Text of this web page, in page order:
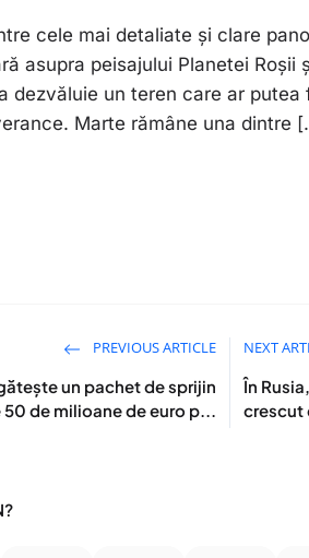
cele mai detaliate și clare
asupra peisajului Planetei Roșii
dezvăluie un teren care ar
Marte rămâne una dintre
PREVIOUS ARTICLE
un pachet de sprijin
50 de milioane de euro p...
NEXT
În
crescut